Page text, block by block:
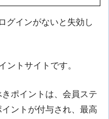
グインがないと失効し
ントサイトです。
ポイントは、会員ステ
ントが付与され、最高